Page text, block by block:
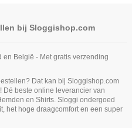
bij Sloggishop.com
België - Met gratis verzending
Dat kan bij Sloggishop.com
Dé beste online leverancier van
en Shirts. Sloggi ondergoed
het hoge draagcomfort en een super